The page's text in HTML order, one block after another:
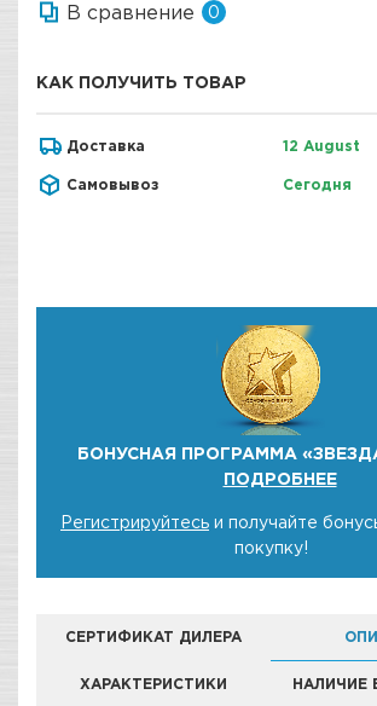
В сравнение 0
КАК ПОЛУЧИТЬ ТОВАР
Доставка 12 August
Самовывоз Сегодня
БОНУСНАЯ ПРОГРАММА
ПОДРОБНЕЕ
Регистрируйтесь и получайте
покупку!
СЕРТИФИКАТ ДИЛЕРА
ХАРАКТЕРИСТИКИ НАЛИЧИЕ